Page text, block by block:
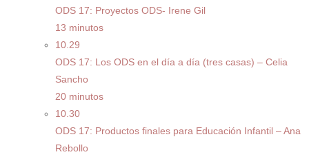
ODS 17: Proyectos ODS- Irene Gil
13 minutos
10.29
ODS 17: Los ODS en el día a día (tres casas) – Celia
Sancho
20 minutos
10.30
ODS 17: Productos finales para Educación Infantil – Ana
Rebollo